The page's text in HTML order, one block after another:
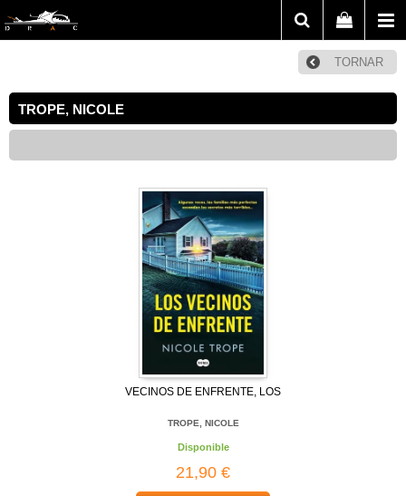
TORNAR
TROPE, NICOLE
VECINOS DE ENFRENTE, LOS
TROPE, NICOLE
Disponible
21,90 €